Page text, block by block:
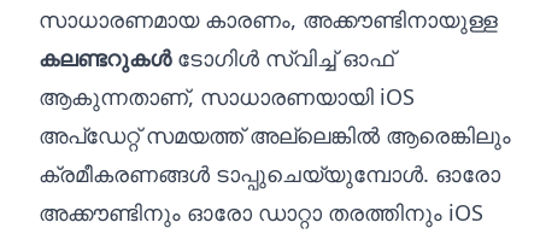
സാധാരണമായ കാരണം, അക്കൗണ്ടിനായുള്ള
കലണ്ടറുകൾടോഗിൾ സ്വിച്ച് ഓഫ്
ആകുന്നതാണ്, സാധാരണയായി iOS
അപ്‌ഡേറ്റ് സമയത്ത് അല്ലെങ്കിൽ ആരെങ്കിലും
ക്രമീകരണങ്ങൾ ടാപ്പുചെയ്യുമ്പോൾ. ഓരോ
അക്കൗണ്ടിനും ഓരോ ഡാറ്റാ തരത്തിനും iOS